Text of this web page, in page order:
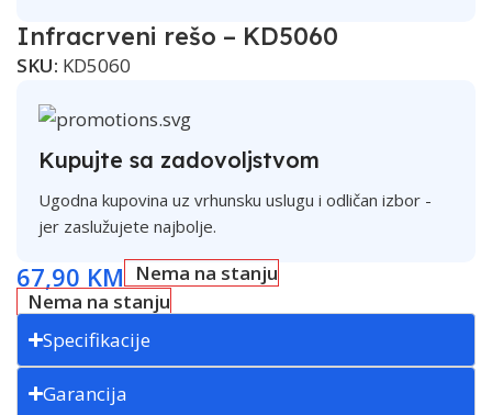
Infracrveni rešo – KD5060
SKU: KD5060
Kupujte sa zadovoljstvom
Ugodna kupovina uz vrhunsku uslugu i odličan izbor -
jer zaslužujete najbolje.
67,90 KM
Nema na stanju
Nema na stanju
Specifikacije
Garancija